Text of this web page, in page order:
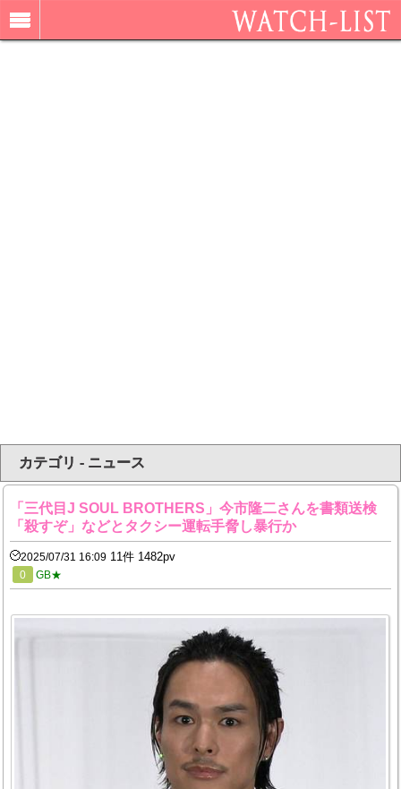
カテゴリ - ニュース
「三代目J SOUL BROTHERS」今市隆二さんを書類送検
「殺すぞ」などとタクシー運転手脅し暴行か
2025/07/31 16:09 11件 1482pv
0 GB★